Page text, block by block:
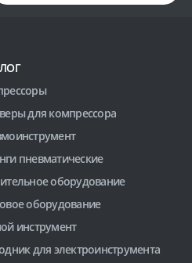
для компрессора
пневматические
оборудование
оборудование
инструмент
для электроинструмента